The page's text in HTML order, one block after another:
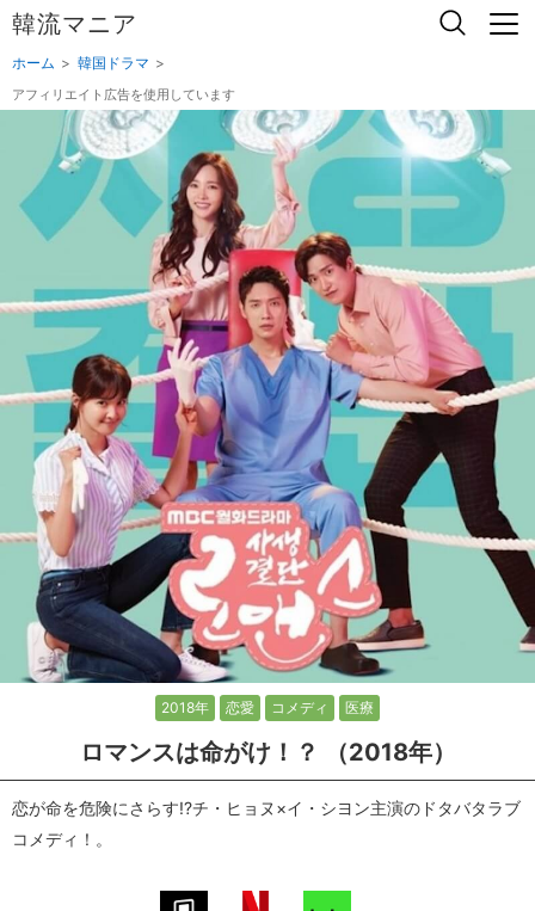
韓流マニア
ホーム 韓国ドラマ
アフィリエイト広告を使用しています
2018年 恋愛 コメディ 医療
ロマンスは命がけ！？ （2018年）
恋が命を危険にさらす!?チ・ヒョヌ×イ・シヨン主演のドタバタラブ
コメディ！。